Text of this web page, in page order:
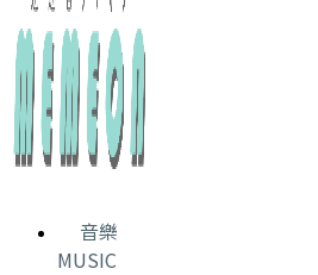
音樂
MUSIC